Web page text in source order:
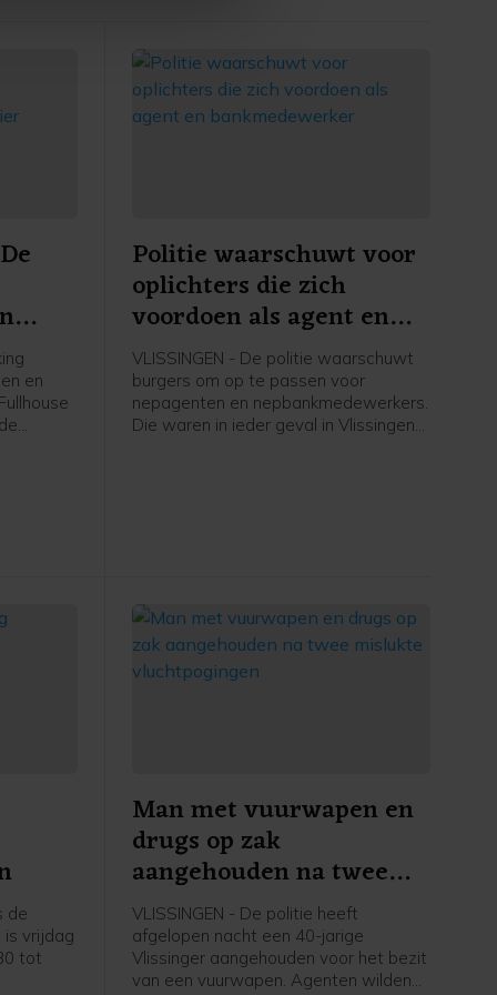
en
Politie waarschuwt voor
oplichters die zich
voordoen als agent en
bankmedewerker
VLISSINGEN - De politie waarschuwt
burgers om op te passen voor
nepagenten en nepbankmedewerkers.
Die waren in ieder geval in Vlissingen
de
vrijdag
tot
Man met vuurwapen en
drugs op zak
aangehouden na twee
mislukte vluchtpogingen
VLISSINGEN - De politie heeft
afgelopen nacht een 40-jarige
Vlissinger aangehouden voor het bezit
van een vuurwapen. Agenten wilden